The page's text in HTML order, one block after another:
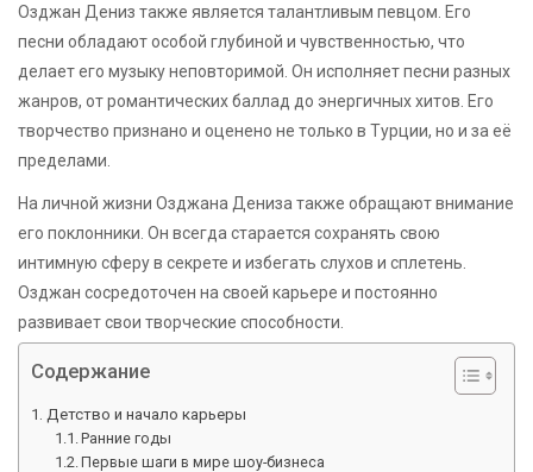
Озджан Дениз также является талантливым певцом. Его
песни обладают особой глубиной и чувственностью, что
делает его музыку неповторимой. Он исполняет песни разных
жанров, от романтических баллад до энергичных хитов. Его
творчество признано и оценено не только в Турции, но и за её
пределами.
На личной жизни Озджана Дениза также обращают внимание
его поклонники. Он всегда старается сохранять свою
интимную сферу в секрете и избегать слухов и сплетень.
Озджан сосредоточен на своей карьере и постоянно
развивает свои творческие способности.
Содержание
Детство и начало карьеры
Ранние годы
Первые шаги в мире шоу-бизнеса